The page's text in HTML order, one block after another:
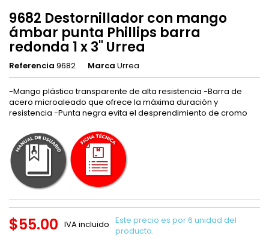
9682 Destornillador con mango
ámbar punta Phillips barra
redonda 1 x 3" Urrea
Referencia 9682 Marca Urrea
-Mango plástico transparente de alta resistencia -Barra de
acero microaleado que ofrece la máxima duración y
resistencia -Punta negra evita el desprendimiento de cromo
$55.00 IVA incluido Este precio es por 6 unidad del
producto.